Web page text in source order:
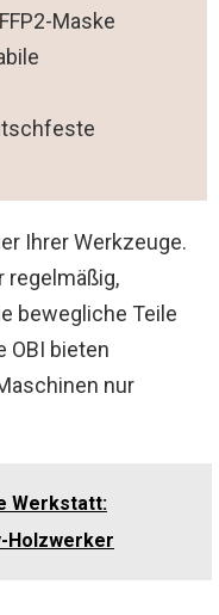
Maske
Ihrer Werkzeuge.
regelmäßig,
bewegliche Teile
OBI bieten
nur
Werkstatt:
Holzwerker